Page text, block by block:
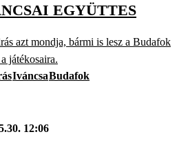
EGYÜTTES
azt mondja, bármi is lesz a Budafok
játékosaira.
IváncsaBudafok
12:06